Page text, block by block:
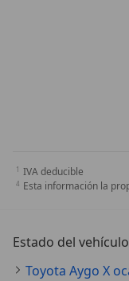
IVA deducible
Esta información la
Estado del vehículo
Toyota Aygo X